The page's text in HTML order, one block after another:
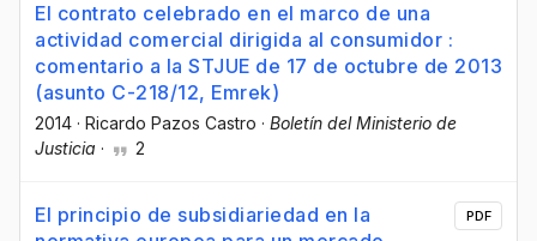
El contrato celebrado en el marco de una
actividad comercial dirigida al consumidor :
comentario a la STJUE de 17 de octubre de 2013
(asunto C-218/12, Emrek)
2014 · Ricardo Pazos Castro · Boletín del Ministerio de
Justicia · 2
El principio de subsidiariedad en la
PDF